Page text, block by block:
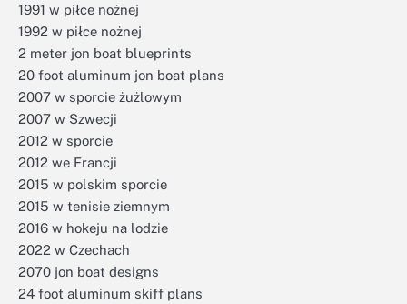
1991 w piłce nożnej
1992 w piłce nożnej
2 meter jon boat blueprints
20 foot aluminum jon boat plans
2007 w sporcie żużlowym
2007 w Szwecji
2012 w sporcie
2012 we Francji
2015 w polskim sporcie
2015 w tenisie ziemnym
2016 w hokeju na lodzie
2022 w Czechach
2070 jon boat designs
24 foot aluminum skiff plans